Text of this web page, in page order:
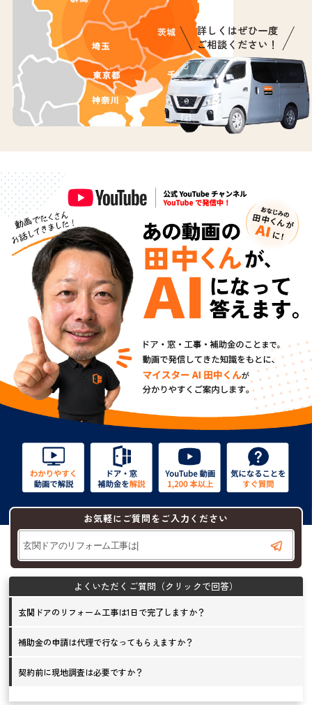
お気軽にご質問をご入力ください
玄関ドアのリフォーム工事は1日で完了しますか？
補助金の申請は代理で行なってもらえますか？
契約前に現地調査は必要ですか？